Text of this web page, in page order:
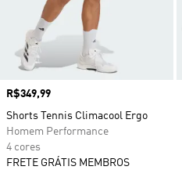
Preço
R$349,99
Shorts Tennis Climacool Ergo
Homem Performance
4 cores
FRETE GRÁTIS MEMBROS